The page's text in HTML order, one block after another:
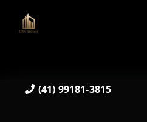
(41) 99181-3815